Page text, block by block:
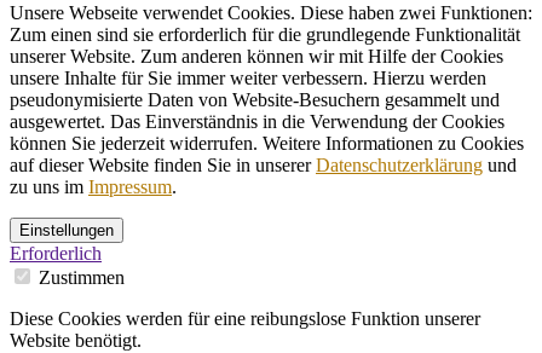
Unsere Webseite verwendet Cookies. Diese haben zwei Funktionen:
Zum einen sind sie erforderlich für die grundlegende Funktionalität
unserer Website. Zum anderen können wir mit Hilfe der Cookies
unsere Inhalte für Sie immer weiter verbessern. Hierzu werden
pseudonymisierte Daten von Website-Besuchern gesammelt und
ausgewertet. Das Einverständnis in die Verwendung der Cookies
können Sie jederzeit widerrufen. Weitere Informationen zu Cookies
auf dieser Website finden Sie in unsererDatenschutzerklärung und
zu uns im Impressum.
Einstellungen
Erforderlich
Zustimmen
Diese Cookies werden für eine reibungslose Funktion unserer
Website benötigt.